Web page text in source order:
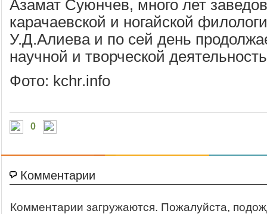
Азамат Суюнчев, много лет
карачаевской и ногайской
У.Д.Алиева и по сей день
научной и творческой
Фото: kchr.info
0
Комментарии
Комментарии загружаются. Пожалуйста,